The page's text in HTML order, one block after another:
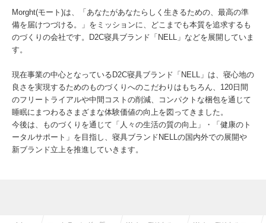
Morght(モート)は、「あなたがあなたらしく生きるための、最高の準
備を届けつづける。」をミッションに、どこまでも本質を追求するも
のづくりの会社です。D2C寝具ブランド「NELL」などを展開していま
す。
現在事業の中心となっているD2C寝具ブランド「NELL」は、寝心地の
良さを実現するためのものづくりへのこだわりはもちろん、120日間
のフリートライアルや中間コストの削減、コンパクトな梱包を通じて
睡眠にまつわるさまざまな体験価値の向上を図ってきました。
今後は、ものづくりを通じて「人々の生活の質の向上」・「健康のト
ータルサポート」を目指し、寝具ブランドNELLの国内外での展開や
新ブランド立上を推進していきます。